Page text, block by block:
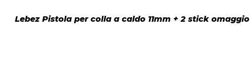
Lebez Pistola per colla a caldo 11mm + 2 stick omaggio